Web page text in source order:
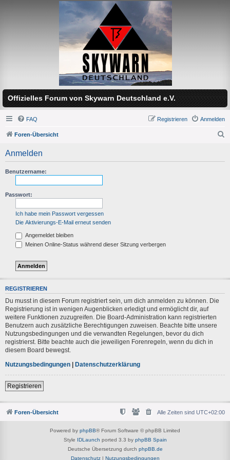
Offizielles Forum von Skywarn Deutschland e.V.
FAQ Anmelden
Registrieren
Foren-Übersicht
Anmelden
Benutzername:
Passwort:
Ich habe mein Passwort vergessen
Die Aktivierungs-E-Mail erneut senden
Angemeldet bleiben
Meinen Online-Status während dieser Sitzung verbergen
REGISTRIEREN
Du musst in diesem Forum registriert sein, um dich anmelden zu können. Die
Registrierung ist in wenigen Augenblicken erledigt und ermöglicht dir, auf
weitere Funktionen zuzugreifen. Die Board-Administration kann registrierten
Benutzern auch zusätzliche Berechtigungen zuweisen. Beachte bitte unsere
Nutzungsbedingungen und die verwandten Regelungen, bevor du dich
registrierst. Bitte beachte auch die jeweiligen Forenregeln, wenn du dich in
diesem Board bewegst.
Nutzungsbedingungen | Datenschutzerklärung
Registrieren
Foren-Übersicht Alle Zeiten sind UTC+02:00
Powered by phpBB® Forum Software © phpBB Limited
Style IDLaunch ported 3.3 by phpBB Spain
Deutsche Übersetzung durch phpBB.de
Datenschutz| Nutzungsbedingungen